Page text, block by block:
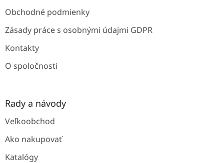
Obchodné podmienky
Zásady práce s osobnými údajmi GDPR
Kontakty
O spoločnosti
Rady a návody
Veľkoobchod
Ako nakupovať
Katalógy